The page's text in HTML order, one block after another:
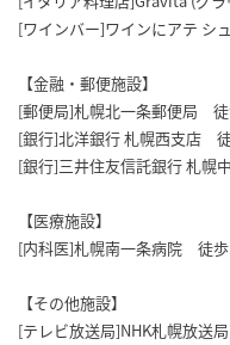
[ワインバー]ワインにアテ
【金融・郵便施設】
[郵便局]札幌北一条郵便局
[銀行]北洋銀行 札幌西支店
[銀行]三井住友信託銀行 札
【医療施設】
[内科医]札幌南一条病院 徒
【その他施設】
[テレビ放送局]NHK札幌放送